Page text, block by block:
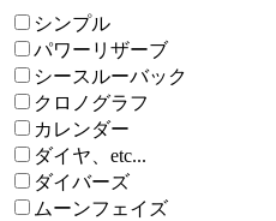
シンプル
パワーリザーブ
シースルーバック
クロノグラフ
カレンダー
ダイヤ、etc...
ダイバーズ
ムーンフェイズ